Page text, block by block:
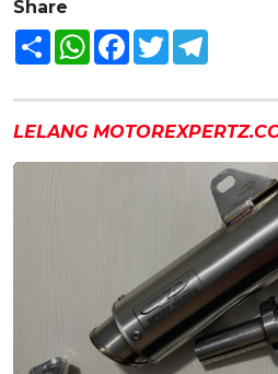
Share
Share WhatsAppFacebook
Twitter
LELANG